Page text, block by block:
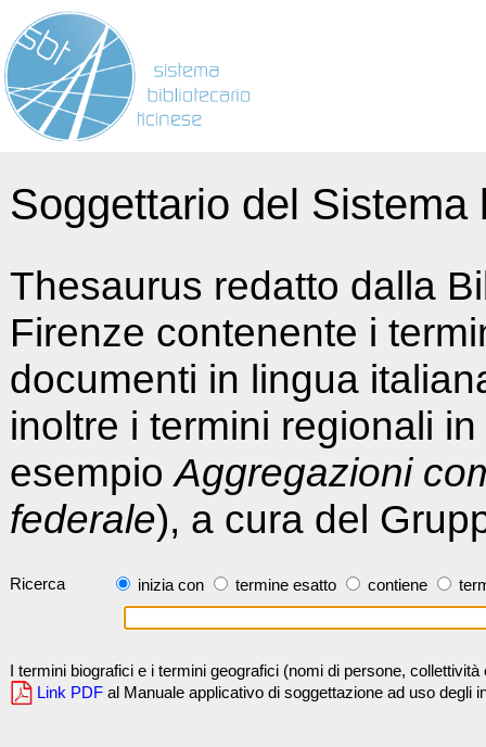
Soggettario del
Thesaurus redatto dalla
Firenze contenente i
documenti in lingua
inoltre i termini regionali
esempioAggregazioni
federale), a cura del
Ricerca inizia con termine esatto contiene
I termini biografici e i termini geografici (nomi di persone,
Link PDF al Manuale applicativo di soggettazione ad uso degli